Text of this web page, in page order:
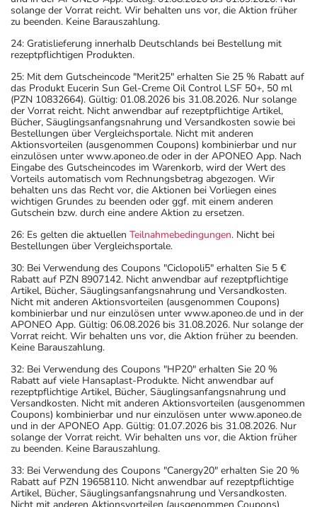
solange der Vorrat reicht. Wir behalten uns vor, die Aktion früher
zu beenden. Keine Barauszahlung.
24: Gratislieferung innerhalb Deutschlands bei Bestellung mit
rezeptpflichtigen Produkten.
25: Mit dem Gutscheincode "Merit25" erhalten Sie 25 % Rabatt auf
das Produkt Eucerin Sun Gel-Creme Oil Control LSF 50+, 50 ml
(PZN 10832664). Gültig: 01.08.2026 bis 31.08.2026. Nur solange
der Vorrat reicht. Nicht anwendbar auf rezeptpflichtige Artikel,
Bücher, Säuglingsanfangsnahrung und Versandkosten sowie bei
Bestellungen über Vergleichsportale. Nicht mit anderen
Aktionsvorteilen (ausgenommen Coupons) kombinierbar und nur
einzulösen unter www.aponeo.de oder in der APONEO App. Nach
Eingabe des Gutscheincodes im Warenkorb, wird der Wert des
Vorteils automatisch vom Rechnungsbetrag abgezogen. Wir
behalten uns das Recht vor, die Aktionen bei Vorliegen eines
wichtigen Grundes zu beenden oder ggf. mit einem anderen
Gutschein bzw. durch eine andere Aktion zu ersetzen.
26: Es gelten die aktuellen Teilnahmebedingungen. Nicht bei
Bestellungen über Vergleichsportale.
30: Bei Verwendung des Coupons "Ciclopoli5" erhalten Sie 5 €
Rabatt auf PZN 8907142. Nicht anwendbar auf rezeptpflichtige
Artikel, Bücher, Säuglingsanfangsnahrung und Versandkosten.
Nicht mit anderen Aktionsvorteilen (ausgenommen Coupons)
kombinierbar und nur einzulösen unter www.aponeo.de und in der
APONEO App. Gültig: 06.08.2026 bis 31.08.2026. Nur solange der
Vorrat reicht. Wir behalten uns vor, die Aktion früher zu beenden.
Keine Barauszahlung.
32: Bei Verwendung des Coupons "HP20" erhalten Sie 20 %
Rabatt auf viele Hansaplast-Produkte. Nicht anwendbar auf
rezeptpflichtige Artikel, Bücher, Säuglingsanfangsnahrung und
Versandkosten. Nicht mit anderen Aktionsvorteilen (ausgenommen
Coupons) kombinierbar und nur einzulösen unter www.aponeo.de
und in der APONEO App. Gültig: 01.07.2026 bis 31.08.2026. Nur
solange der Vorrat reicht. Wir behalten uns vor, die Aktion früher
zu beenden. Keine Barauszahlung.
33: Bei Verwendung des Coupons "Canergy20" erhalten Sie 20 %
Rabatt auf PZN 19658110. Nicht anwendbar auf rezeptpflichtige
Artikel, Bücher, Säuglingsanfangsnahrung und Versandkosten.